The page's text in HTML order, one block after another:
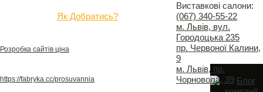
Як Добратись?
Розробка сайтів ціна
https://fabryka.cc/prosuvannia
Виставкові салони:
(067) 340-55-22
м. Львів, вул.
Городоцька 235
пр. Червоної Калини,
9
м. Львів, пр.
Чорновола, 39